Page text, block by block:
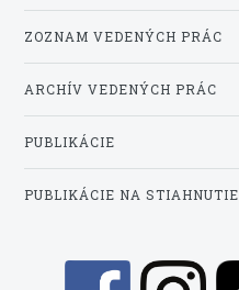
ZOZNAM VEDENÝCH PRÁC
ARCHÍV VEDENÝCH PRÁC
PUBLIKÁCIE
PUBLIKÁCIE NA STIAHNUTIE